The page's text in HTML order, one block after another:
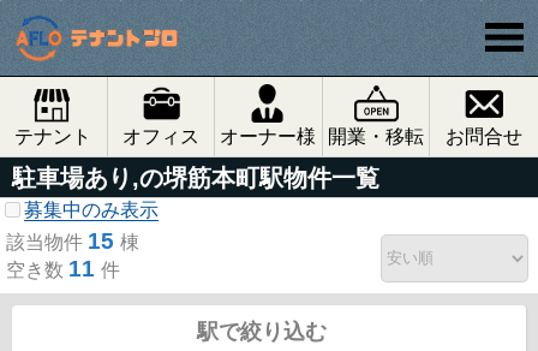
テナント オフィス オーナー様 開業・移転 お問合せ
駐車場あり,の堺筋本町駅物件一覧
募集中のみ表示
該当物件 15 棟
空き数 11 件
駅で絞り込む